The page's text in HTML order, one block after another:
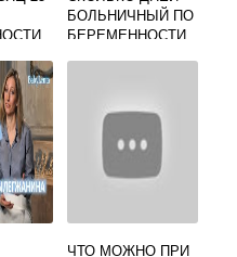
БОЛЬНИЧНЫЙ ПО
БЕРЕМЕННОСТИ
ЧТО МОЖНО ПРИ